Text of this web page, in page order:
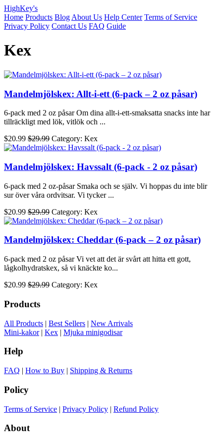
HighKey's
Home Products Blog About Us Help Center Terms of Service
Privacy Policy Contact Us FAQ Guide
Kex
Mandelmjölskex: Allt-i-ett (6-pack – 2 oz påsar)
6-pack med 2 oz påsar Om dina allt-i-ett-smaksatta snacks inte har
tillräckligt med lök, vitlök och ...
$20.99 $29.99 Category: Kex
Mandelmjölskex: Havssalt (6-pack - 2 oz påsar)
6-pack med 2 oz-påsar Smaka och se själv. Vi hoppas du inte blir
sur över våra ordvitsar. Vi tycker ...
$20.99 $29.99 Category: Kex
Mandelmjölskex: Cheddar (6-pack – 2 oz påsar)
6-pack med 2 oz påsar Vi vet att det är svårt att hitta ett gott,
lågkolhydratskex, så vi knäckte ko...
$20.99 $29.99 Category: Kex
Products
All Products | Best Sellers | New Arrivals
Mini-kakor| Kex | Mjuka minigodisar
Help
FAQ | How to Buy | Shipping & Returns
Policy
Terms of Service | Privacy Policy | Refund Policy
About